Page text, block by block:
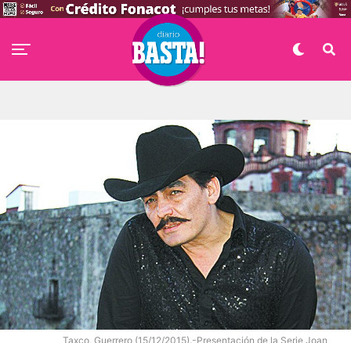
Taxco, Guerrero (15/12/2015).-Presentación de la Serie Joan